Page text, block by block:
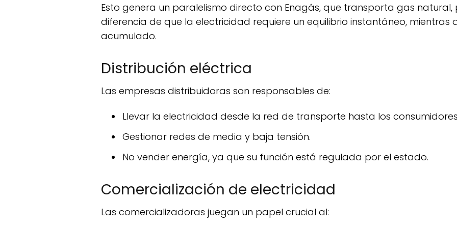
Esto genera un paralelismo directo con Enagás, que transporta gas natural, pero con la crítica
diferencia de que la electricidad requiere un equilibrio instantáneo, mientras
acumulado.
Distribución eléctrica
Las empresas distribuidoras son responsables de:
Llevar la electricidad desde la red de transporte hasta los
Gestionar redes de media y baja tensión.
No vender energía, ya que su función está regulada por el estado.
Comercialización de electricidad
Las comercializadoras juegan un papel crucial al: